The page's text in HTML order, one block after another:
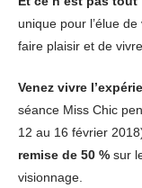
unique pour l’élue
faire plaisir et de
Venez vivre
séance Miss Chic
12 au 16 février
remise de 50 % sur
visionnage.